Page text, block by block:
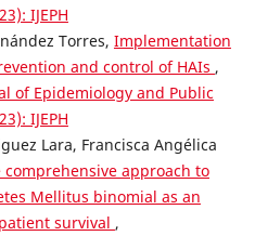
IJEPH
Torres, Implementation
and control of HAIs ,
of Epidemiology and Public
IJEPH
Lara, Francisca Angélica
comprehensive approach to
Mellitus binomial as an
survival ,